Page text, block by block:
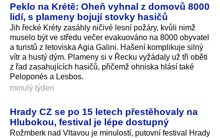
Peklo na Krétě: Oheň vyhnal z domovů 8000
lidí, s plameny bojují stovky hasičů
Jih řecké Kréty zasáhly ničivé lesní požáry, kvůli nimž
muselo být ve středu večer evakuováno na 8000 obyvatel
a turistů z letoviska Agia Galini. Hašení komplikuje silný
vítr a hustý dým. Plameny si v Řecku vyžádaly už tři oběti
z řad zasahujících hasičů, přičemž ohniska hlásí také
Peloponés a Lesbos.
minulý týden
Hrady CZ se po 15 letech přestěhovaly na
Hlubokou, festival je lépe dostupný
Rožmberk nad Vltavou je minulostí, putovní festival Hrady